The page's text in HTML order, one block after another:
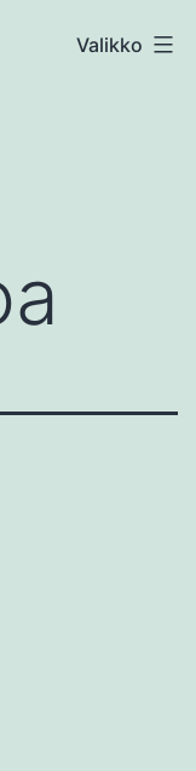
Valikko